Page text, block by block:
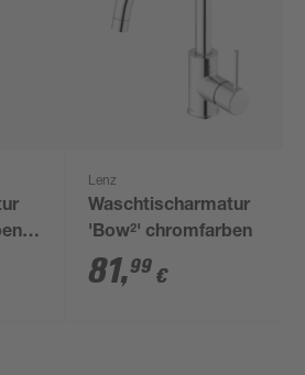
Lenz
Waschtischarmatur
'Bow²' chromfarben
81,99 €